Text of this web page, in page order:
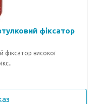
фіксатор
високої